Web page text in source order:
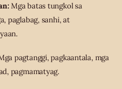
Mga batas tungkol sa
paglabag, sanhi, at
pagtanggi, pagkaantala, mga
pagmamatyag.